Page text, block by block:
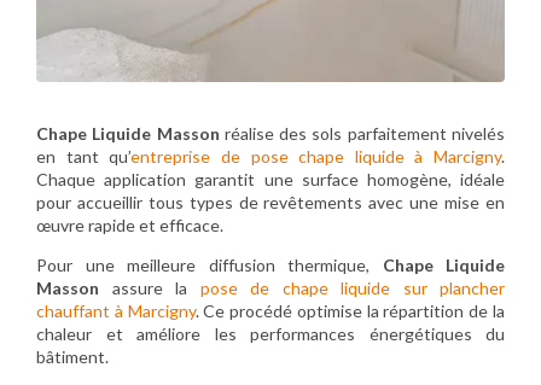
Chape Liquide Masson réalise des sols parfaitement nivelés
en tant qu’entreprise de pose chape liquide à Marcigny.
Chaque application garantit une surface homogène, idéale
pour accueillir tous types de revêtements avec une mise en
œuvre rapide et efficace.
Pour une meilleure diffusion thermique, Chape Liquide
Masson assure la pose de chape liquide sur plancher
chauffant à Marcigny. Ce procédé optimise la répartition de la
chaleur et améliore les performances énergétiques du
bâtiment.